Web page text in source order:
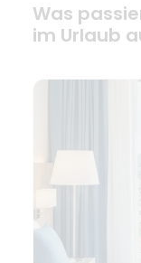
Was
im Urlaub